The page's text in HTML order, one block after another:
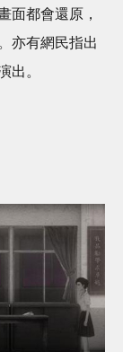
面都會還原，
亦有網民指出
出。